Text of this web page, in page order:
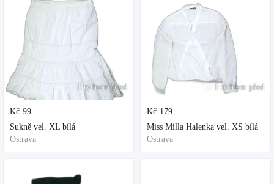
1 týdnem před
Kč 99
Sukně vel. XL bílá
Ostrava
1 týdnem před
Kč 179
Miss Milla Halenka vel. XS bílá
Ostrava